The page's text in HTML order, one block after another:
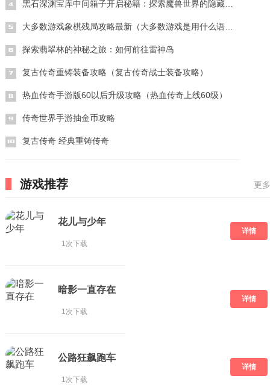
黑石深渊宝库中间箱子开启秘籍：探索魔兽世界的隐藏宝藏
大多数游戏象棋残局攻略最新（大多数游戏是用什么语言编写的）
探索翡翠林的神秘之旅：如何前往雷神岛
复古传奇重铸装备攻略（复古传奇战士装备攻略）
热血传奇手游版60以后升级攻略（热血传奇上线60级）
传奇世界手游抽金币攻略
复古传奇 经典重铸传奇
游戏推荐 更
花儿与少年
1次下载
详情
暗影一直存在
1次下载
详情
公路狂飙跑车
1次下载
详情